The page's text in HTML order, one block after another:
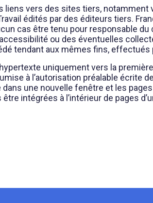
vers des sites tiers, notamment
édités par des éditeurs tiers.
cas être tenu pour responsable
ou des éventuelles
tendant aux mêmes fins, effectués
uniquement vers la
à l’autorisation préalable écrite de
une nouvelle fenêtre et les
intégrées à l’intérieur de pages